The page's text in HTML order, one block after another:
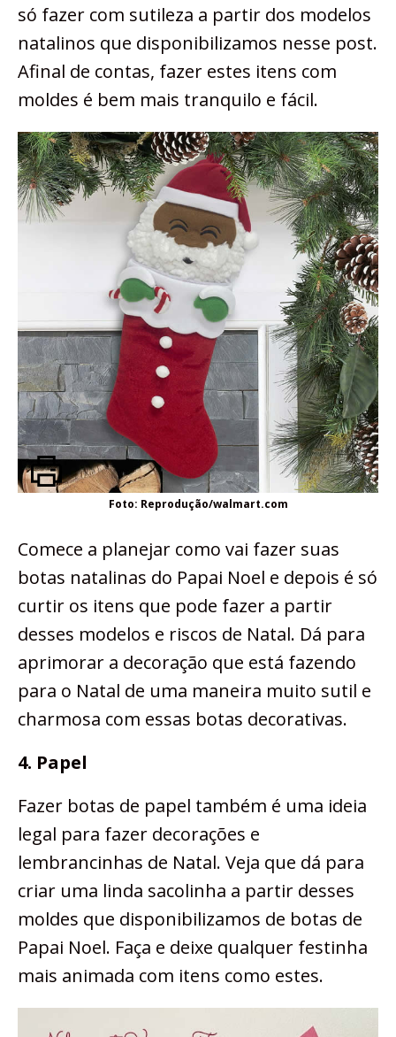
só fazer com sutileza a partir dos modelos
natalinos que disponibilizamos nesse post.
Afinal de contas, fazer estes itens com
moldes é bem mais tranquilo e fácil.
Foto: Reprodução/walmart.com
Comece a planejar como vai fazer suas
botas natalinas do Papai Noel e depois é só
curtir os itens que pode fazer a partir
desses modelos e riscos de Natal. Dá para
aprimorar a decoração que está fazendo
para o Natal de uma maneira muito sutil e
charmosa com essas botas decorativas.
4. Papel
Fazer botas de papel também é uma ideia
legal para fazer decorações e
lembrancinhas de Natal. Veja que dá para
criar uma linda sacolinha a partir desses
moldes que disponibilizamos de botas de
Papai Noel. Faça e deixe qualquer festinha
mais animada com itens como estes.